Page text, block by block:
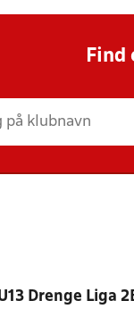
Find
Drenge Liga